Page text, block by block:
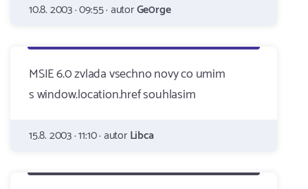
10.8. 2003 · 09:55 · autorGe0rge
MSIE 6.0 zvlada vsechno novy co umim
s window.location.href souhlasim
15.8. 2003 · 11:10 · autorLibca